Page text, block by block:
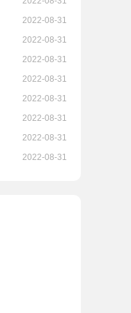
2022-08-31
2022-08-31
2022-08-31
2022-08-31
2022-08-31
2022-08-31
2022-08-31
2022-08-31